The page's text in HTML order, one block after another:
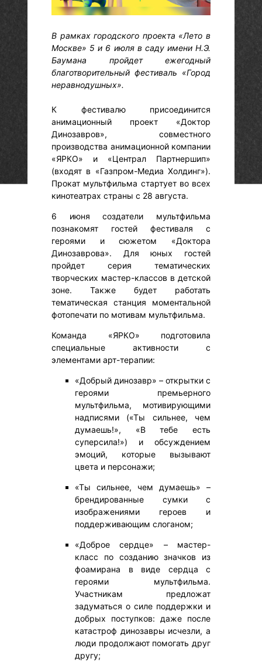
В рамках городского проекта «Лето в
Москве» 5 и 6 июля в саду имени Н.Э.
Баумана пройдет ежегодный
благотворительный фестиваль «Город
неравнодушных».
К фестивалю присоединится
анимационный проект «Доктор
Динозавров», совместного
производства анимационной компании
«ЯРКО» и «Централ Партнершип»
(входят в «Газпром-Медиа Холдинг»).
Прокат мультфильма стартует во всех
кинотеатрах страны с 28 августа.
6 июня создатели мультфильма
познакомят гостей фестиваля с
героями и сюжетом «Доктора
Динозаврова». Для юных гостей
пройдет серия тематических
творческих мастер-классов в детской
зоне. Также будет работать
тематическая станция моментальной
фотопечати по мотивам мультфильма.
Команда «ЯРКО» подготовила
специальные активности с
элементами арт-терапии:
«Добрый динозавр» – открытки с
героями премьерного
мультфильма, мотивирующими
надписями («Ты сильнее, чем
думаешь!», «В тебе есть
суперсила!») и обсуждением
эмоций, которые вызывают
цвета и персонажи;
«Ты сильнее, чем думаешь» –
брендированные сумки с
изображениями героев и
поддерживающим слоганом;
«Доброе сердце» – мастер-
класс по созданию значков из
фоамирана в виде сердца с
героями мультфильма.
Участникам предложат
задуматься о силе поддержки и
добрых поступков: даже после
катастроф динозавры исчезли, а
люди продолжают помогать друг
другу;